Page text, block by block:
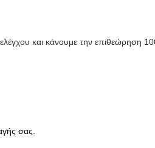
και κάνουμε την επιθεώρηση
σας.